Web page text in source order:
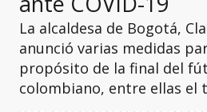
La alcaldesa de Bogotá,
anunció varias medidas
propósito de la final del
colombiano, entre ellas el